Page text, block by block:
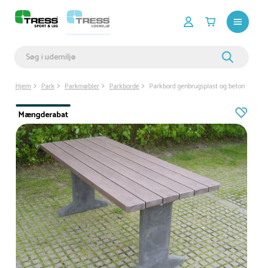
Hjem Park Parkmøbler Parkborde Parkbord genbrugsplast og beton
Mængderabat